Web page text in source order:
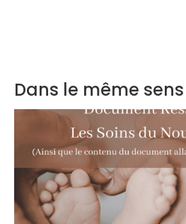
Dans le même sens